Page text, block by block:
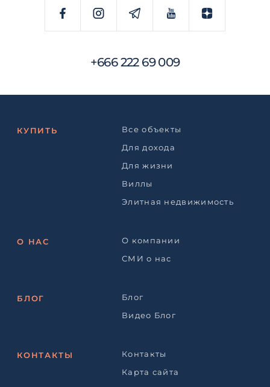
+666 222 69 009
КУПИТЬ
Все объекты
Для дохода
Для жизни
Виллы
Элитная недвижимость
О НАС
О компании
СМИ о нас
БЛОГ
Блог
Видео Блог
КОНТАКТЫ
Контакты
Карта сайта